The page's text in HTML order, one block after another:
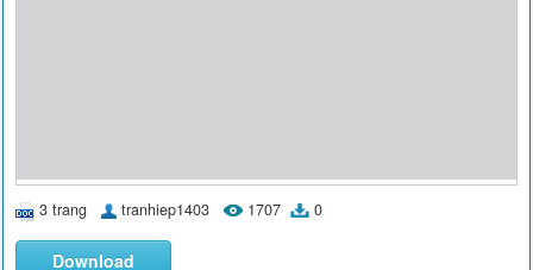
3 trang tranhiep1403 1707 0
Download